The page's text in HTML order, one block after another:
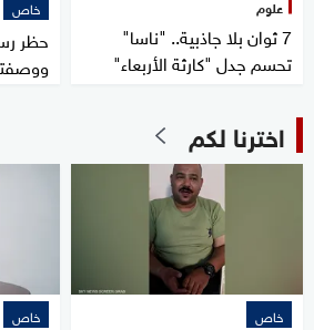
علوم
7 ثوان بلا جاذبية.. "ناسا"
تحسم جدل "كارثة الأربعاء"
خاص
حظر
اخترنا لكم
خاص خاص